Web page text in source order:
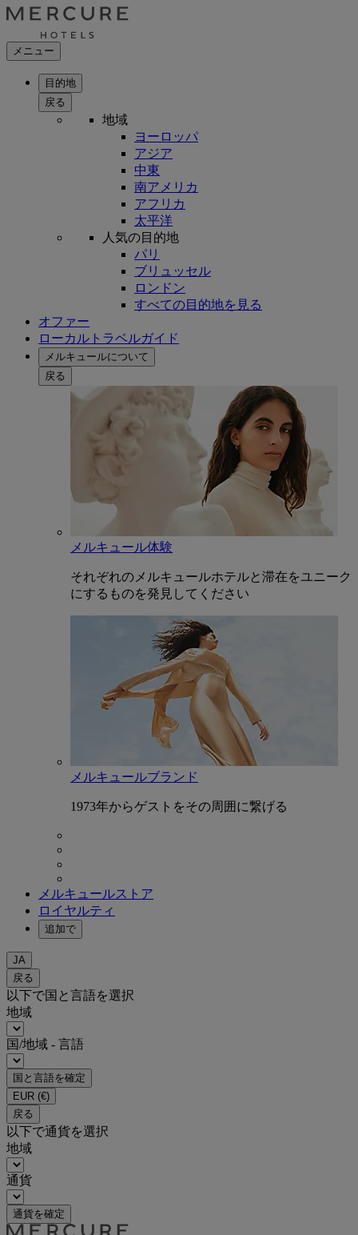
メニュー
目的地
戻る
地域
ヨーロッパ
アジア
中東
南アメリカ
アフリカ
太平洋
人気の目的地
パリ
ブリュッセル
ロンドン
すべての目的地を見る
オファー
ローカルトラベルガイド
メルキュールについて
戻る
メルキュール体験
それぞれのメルキュールホテルと滞在をユニーク
にするものを発見してください
メルキュールブランド
1973年からゲストをその周囲に繋げる
メルキュールストア
ロイヤルティ
追加で
JA
戻る
以下で国と言語を選択
地域
国/地域 - 言語
国と言語を確定
EUR (€)
戻る
以下で通貨を選択
地域
通貨
通貨を確定